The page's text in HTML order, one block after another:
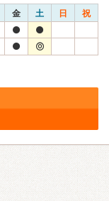
金 土 日 祝